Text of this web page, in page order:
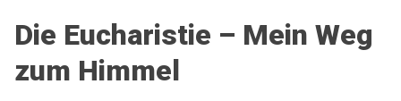
Die Eucharistie – Mein Weg
zum Himmel